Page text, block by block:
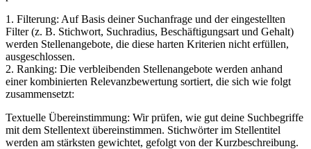
1. Filterung: Auf Basis deiner Suchanfrage und der eingestellten
Filter (z. B. Stichwort, Suchradius, Beschäftigungsart und Gehalt)
werden Stellenangebote, die diese harten Kriterien nicht erfüllen,
ausgeschlossen.
2. Ranking: Die verbleibenden Stellenangebote werden anhand
einer kombinierten Relevanzbewertung sortiert, die sich wie folgt
zusammensetzt:
Textuelle Übereinstimmung: Wir prüfen, wie gut deine Suchbegriffe
mit dem Stellentext übereinstimmen. Stichwörter im Stellentitel
werden am stärksten gewichtet, gefolgt von der Kurzbeschreibung.